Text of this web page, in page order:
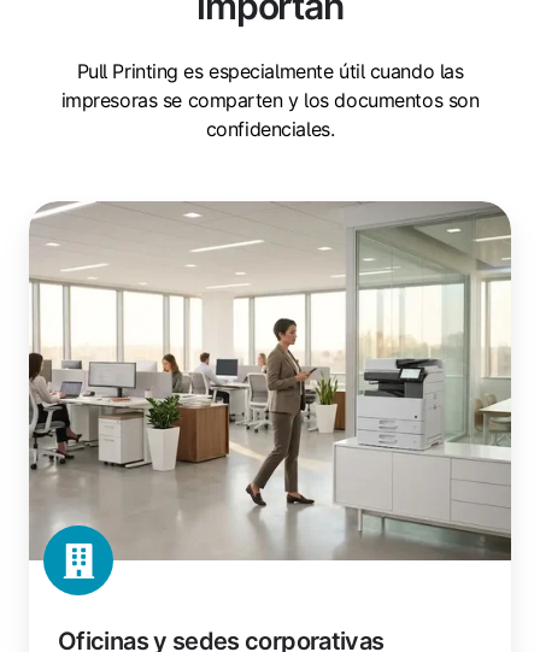
Pull Printing es especialmente útil cuando las
impresoras se comparten y los documentos son
confidenciales.
Oficinas
sedes
Oficinas y sedes corporativas